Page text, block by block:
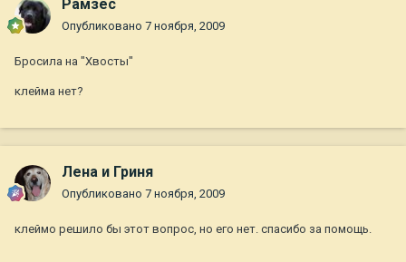
Рамзес
Опубликовано 7 ноября, 2009
Бросила на "Хвосты"
клейма нет?
Лена и Гриня
Опубликовано 7 ноября, 2009
клеймо решило бы этот вопрос, но его нет. спасибо за помощь.